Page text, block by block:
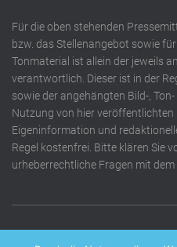
Für die oben stehenden
bzw. das Stellenangebot sowie
Tonmaterial ist allein der jeweils
verantwortlich. Dieser ist in der
sowie der angehängten Bild-,
Nutzung von hier
Eigeninformation und
Regel kostenfrei. Bitte klären Sie
urheberrechtliche Fragen mit